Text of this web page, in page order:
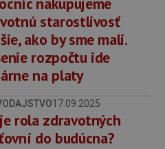
starostlivosť
ako by sme mali.
rozpočtu ide
na platy
17.09.2025
rola zdravotných
do budúcna?